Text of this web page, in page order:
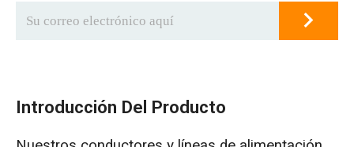
Introducción Del Producto